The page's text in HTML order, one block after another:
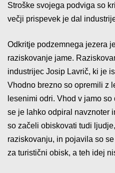
Stroške svojega podviga so
večji prispevek je dal
Odkritje podzemnega jezera
raziskovanje jame.
industrijec Josip Lavrič, ki je
Vhodno brezno so opremili z
lesenimi odri. Vhod v jamo
se je lahko odpiral navznoter
so začeli obiskovati tudi
raziskovanju, in pojavila so
za turistični obisk, a teh idej